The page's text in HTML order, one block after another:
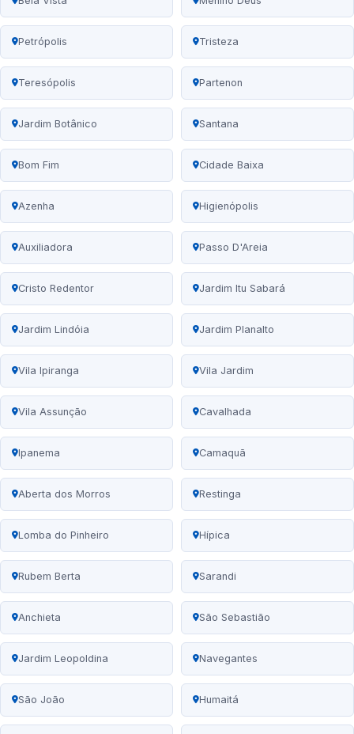
Petrópolis Tristeza
Teresópolis Partenon
Jardim Botânico Santana
Bom Fim Cidade Baixa
Azenha Higienópolis
Auxiliadora Passo D'Areia
Cristo Redentor Jardim Itu Sabará
Jardim Lindóia Jardim Planalto
Vila Ipiranga Vila Jardim
Vila Assunção Cavalhada
Ipanema Camaquã
Aberta dos Morros Restinga
Lomba do Pinheiro Hípica
Rubem Berta Sarandi
Anchieta São Sebastião
Jardim Leopoldina Navegantes
São João Humaitá